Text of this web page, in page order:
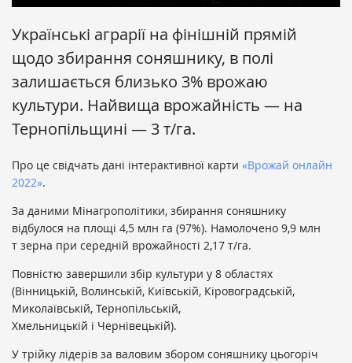
Українські аграрії на фінішній прямій
щодо збирання соняшнику, в полі
залишається близько 3% врожаю
культури. Найвища врожайність — на
Тернопільщині — 3 т/га.
Про це свідчать дані інтерактивної карти «Врожай онлайн
2022».
За даними Мінагрополітики, збирання соняшнику
відбулося на площі 4,5 млн га (97%). Намолочено 9,9 млн
т зерна при середній врожайності 2,17 т/га.
Повністю завершили збір культури у 8 областях
(Вінницькій, Волинській, Київській, Кіровоградській,
Миколаївській, Тернопільській,
Хмельницькій і Чернівецькій).
У трійку лідерів за валовим збором соняшнику цьогоріч